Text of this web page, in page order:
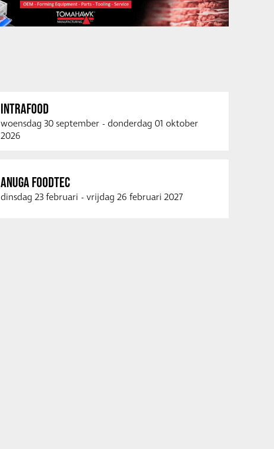
INTRAFOOD
woensdag 30 september - donderdag 01 oktober
2026
ANUGA FOODTEC
dinsdag 23 februari - vrijdag 26 februari 2027